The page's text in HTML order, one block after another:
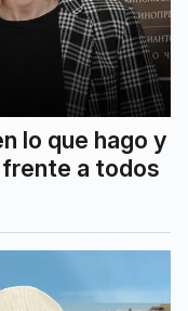
lo que hago y
a todos